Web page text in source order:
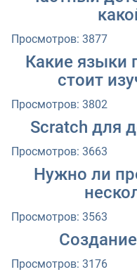
Просмотров: 3877
Какие языки
стоит
Просмотров: 3802
Scratch для
Просмотров: 3663
Нужно ли
Просмотров: 3563
Просмотров: 3176